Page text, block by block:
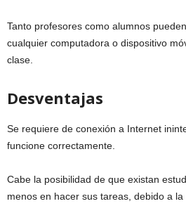
Tanto profesores como alumnos
cualquier computadora o dispositivo
clase.
Desventajas
Se requiere de conexión a Internet
funcione correctamente.
Cabe la posibilidad de que existan
menos en hacer sus tareas, debido a